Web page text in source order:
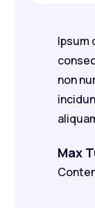
Ipsum
non
Max